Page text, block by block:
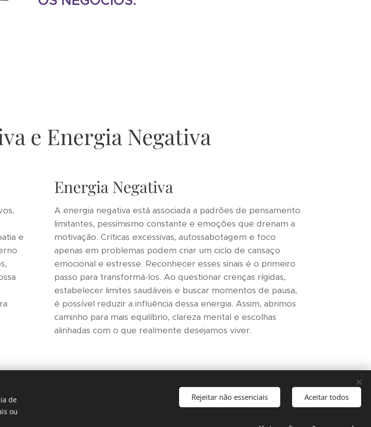
e Energia Negativa
e
Energia Negativa
A energia negativa está associada a padrões de pensamento
limitantes, pessimismo constante e emoções que drenam a
motivação. Críticas excessivas, autossabotagem e foco
apenas em problemas podem criar um ciclo de cansaço
emocional e estresse. Reconhecer esses sinais é o primeiro
passo para transformá-los. Ao questionar crenças rígidas,
estabelecer limites saudáveis e buscar momentos de pausa,
é possível reduzir a influência dessa energia. Assim, abrimos
caminho para mais equilíbrio, clareza mental e escolhas
alinhadas com o que realmente desejamos viver.
de
ou
Rejeitar não essenciais Aceitar todos